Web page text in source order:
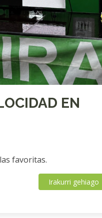
EN
favoritas.
Irakurri gehiago